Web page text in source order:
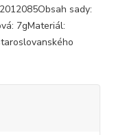
sady:
7gMateriál: